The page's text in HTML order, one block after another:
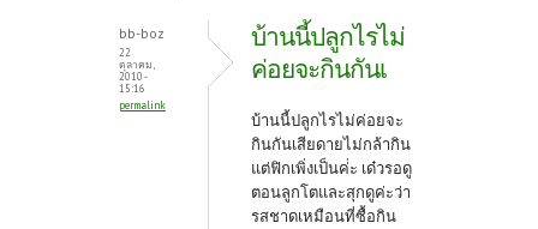
bb-boz
22
ตุลาคม,
2010 -
15:16
permalink
บ้านนี้ปลูกไรไม่
ค่อยจะกินกันเ
บ้านนี้ปลูกไรไม่ค่อยจะ
กินกันเสียดายไม่กล้ากิน
แต่ฟิกเพิ่งเป็นค่่ะ เด๋วรอดู
ตอนลูกโตและสุกดูค่ะว่า
รสชาดเหมือนที่ซื้อกิน